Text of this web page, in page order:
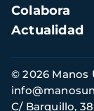
Colabora
Actualidad
Información
de
contacto
© 2026 Manos
C/ Barquillo,